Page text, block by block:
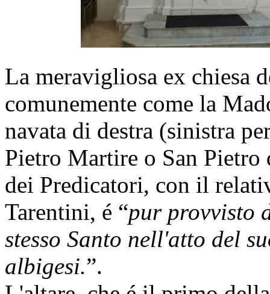
La meravigliosa ex chiesa
comunemente come la
navata di destra (sinistra
Pietro Martire o San Pietro
dei Predicatori, con il
Tarentini, é “pur provvisto
stesso Santo nell'atto del
albigesi.”.